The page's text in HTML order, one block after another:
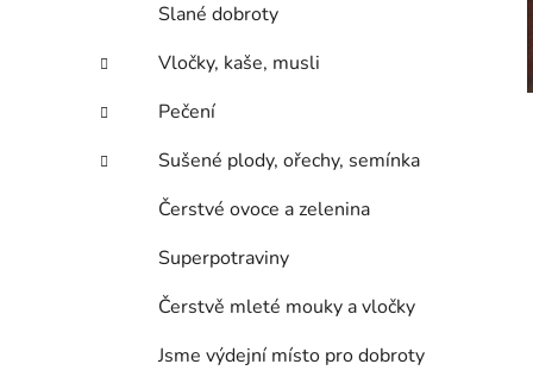
Slané dobroty
Vločky, kaše, musli
Pečení
Sušené plody, ořechy, semínka
Čerstvé ovoce a zelenina
Superpotraviny
Čerstvě mleté mouky a vločky
Jsme výdejní místo pro dobroty